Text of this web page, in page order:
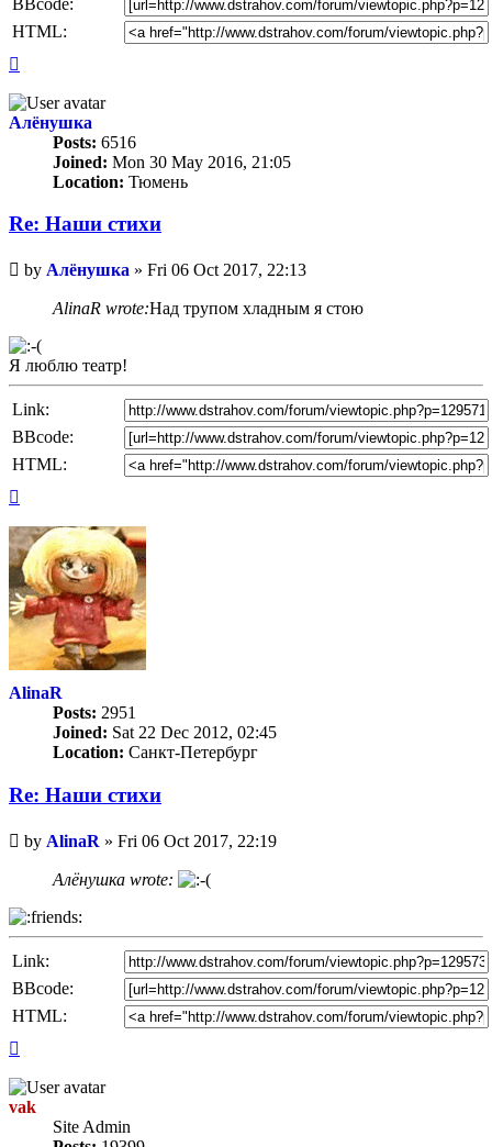
HTML:
Алёнушка
Posts: 6516
Joined: Mon 30 May 2016, 21:05
Location: Тюмень
Re: Наши стихи
Unread
post
by Алёнушка » Fri 06 Oct 2017, 22:13
AlinaR wrote:Над трупом хладным я стою
Я люблю театр!
Link:
BBcode:
HTML:
AlinaR
Posts: 2951
Joined: Sat 22 Dec 2012, 02:45
Location: Санкт-Петербург
Re: Наши стихи
Unread
post
by AlinaR » Fri 06 Oct 2017, 22:19
Алёнушка wrote:
Link:
BBcode:
HTML:
vak
Site Admin